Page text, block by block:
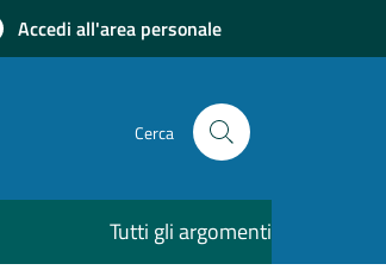
Accedi all'area personale
Cerca
Tutti gli argomenti